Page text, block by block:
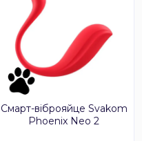
Смарт-віброяйце Svakom
Phoenix Neo 2